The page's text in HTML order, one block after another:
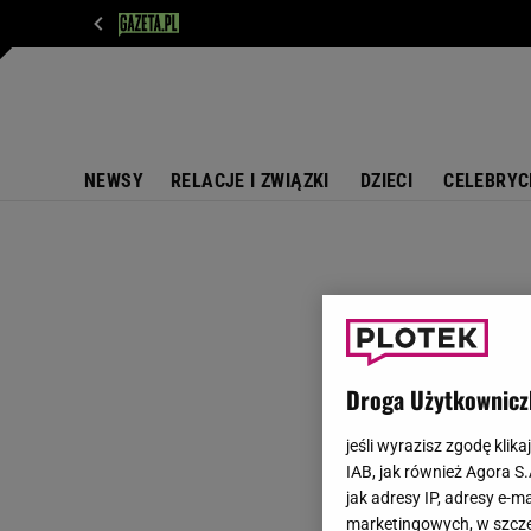
NEWSY RELACJE I ZWIĄZKI DZIECI
Droga
jeśli wyrazisz zgodę
IAB, jak również Agora
jak adresy IP, adresy e-
marketingowych, w